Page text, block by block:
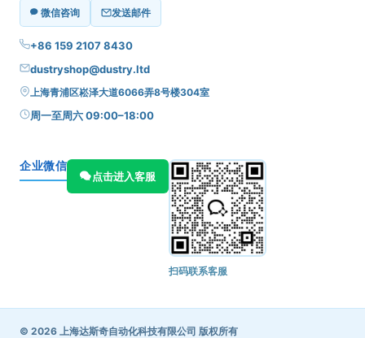
微信咨询 发送邮件
+86 159 2107 8430
dustryshop@dustry.ltd
上海青浦区崧泽大道6066弄8号楼304室
周一至周六 09:00–18:00
企业微信
点击进入客服
扫码联系客服
© 2026 上海达斯奇自动化科技有限公司 版权所有